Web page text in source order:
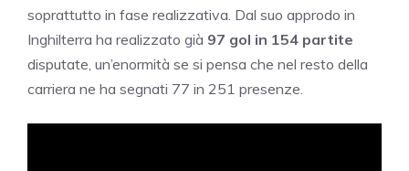
soprattutto in fase realizzativa. Dal suo approdo in
Inghilterra ha realizzato già 97 gol in 154 partite
disputate, un’enormità se si pensa che nel resto della
carriera ne ha segnati 77 in 251 presenze.